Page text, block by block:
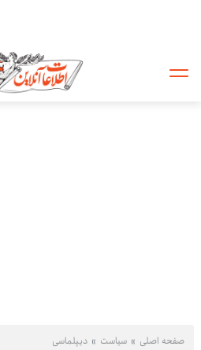
صفحه اصلی سیاست دیپلماسی